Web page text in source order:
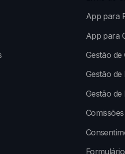
App para
App para
Gestão
Gestão de
Gestão de